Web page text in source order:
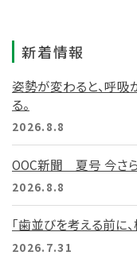
新着情報
姿勢が変わると、呼吸
る。
2026.8.8
OOC新聞 夏号 今さら
2026.8.8
「歯並びを考える前に
2026.7.31